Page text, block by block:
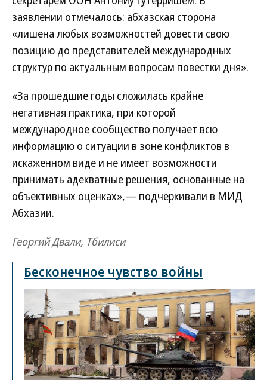
заявлении отмечалось: абхазская сторона
«лишена любых возможностей довести свою
позицию до представителей международных
структур по актуальным вопросам повестки дня».
«За прошедшие годы сложилась крайне
негативная практика, при которой
международное сообщество получает всю
информацию о ситуации в зоне конфликтов в
искаженном виде и не имеет возможности
принимать адекватные решения, основанные на
объективных оценках»,— подчеркивали в МИД
Абхазии.
Георгий Двали, Тбилиси
Бесконечное чувство войны